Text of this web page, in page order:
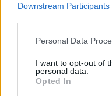
Downstream Participants
Please note that this
not limited to your visit
grant or deny consent to
use your data for below
Personal Data
I want to opt-out of
personal data.
Opted In
Skiforbundet at Det
klasse 19/20 år.
klasse 19/20 år.
distanse. Vi vil ta ut